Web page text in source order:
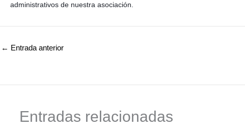
administrativos de nuestra asociación.
← Entrada anterior
Entradas relacionadas